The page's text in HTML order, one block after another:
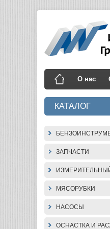
О нас
КАТАЛОГ
ЗАПЧАСТИ
МЯСОРУБКИ
НАСОСЫ
ОСНАСТКА И